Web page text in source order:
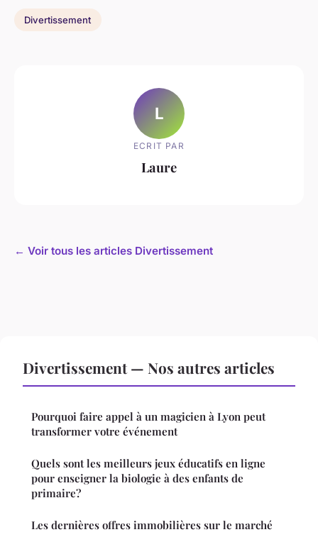
Divertissement
L
ECRIT PAR
Laure
← Voir tous les articles Divertissement
Divertissement — Nos autres articles
Pourquoi faire appel à un magicien à Lyon peut
transformer votre événement
Quels sont les meilleurs jeux éducatifs en ligne
pour enseigner la biologie à des enfants de
primaire?
Les dernières offres immobilières sur le marché